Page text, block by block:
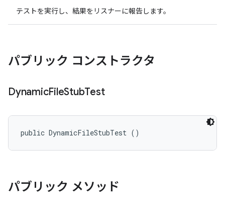
テストを実行し、結果をリスナーに報告します。
パブリック コンストラクタ
DynamicFileStubTest
public DynamicFileStubTest ()
パブリック メソッド